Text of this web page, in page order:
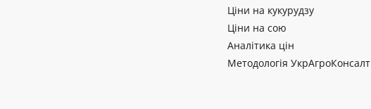
Ціни на кукурудзу
Ціни на сою
Аналітика цін
Методологія УкрАгроКонсалт